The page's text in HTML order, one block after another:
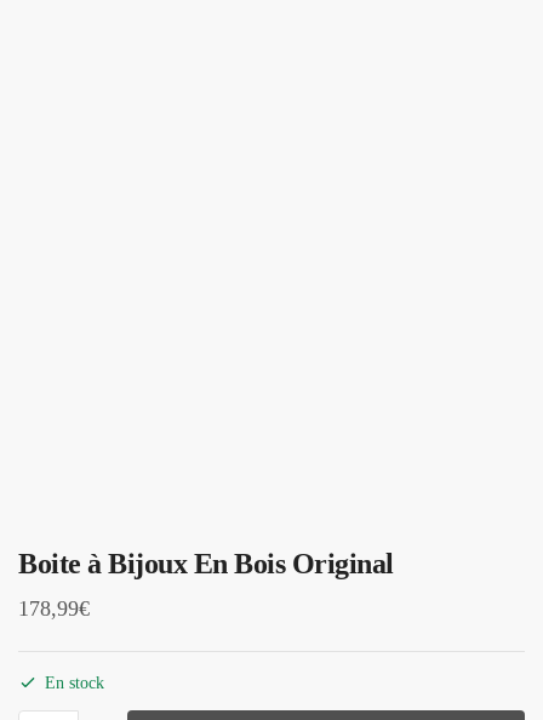
Boite à Bijoux En Bois Original
178,99€
En stock